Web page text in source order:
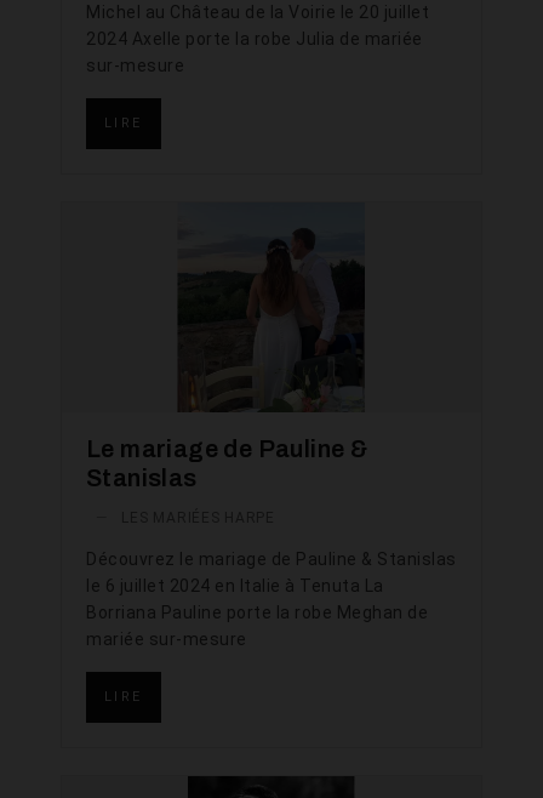
Michel au Château de la Voirie le 20 juillet
2024 Axelle porte la robe Julia de mariée
sur-mesure
LIRE
Le mariage de Pauline &
Stanislas
Découvrez le mariage de Pauline & Stanislas
le 6 juillet 2024 en Italie à Tenuta La
Borriana Pauline porte la robe Meghan de
mariée sur-mesure
LIRE